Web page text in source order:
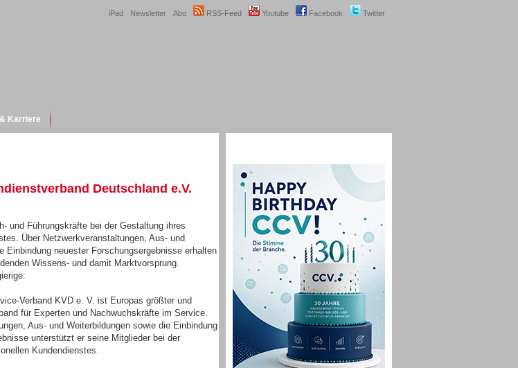
Twitter
Facebook
Youtube
RSS-Feed
Abo
Newsletter
iPad
Karriere
Deutschland e.V.
und Führungskräfte bei der Gestaltung ihres
Über Netzwerkveranstaltungen, Aus- und
Einbindung neuester Forschungsergebnisse erhalten
Wissens- und damit Marktvorsprung.
Verband KVD e. V. ist Europas größter und
für Experten und Nachwuchskräfte im Service.
Aus- und Weiterbildungen sowie die Einbindung
unterstützt er seine Mitglieder bei der
Kundendienstes.